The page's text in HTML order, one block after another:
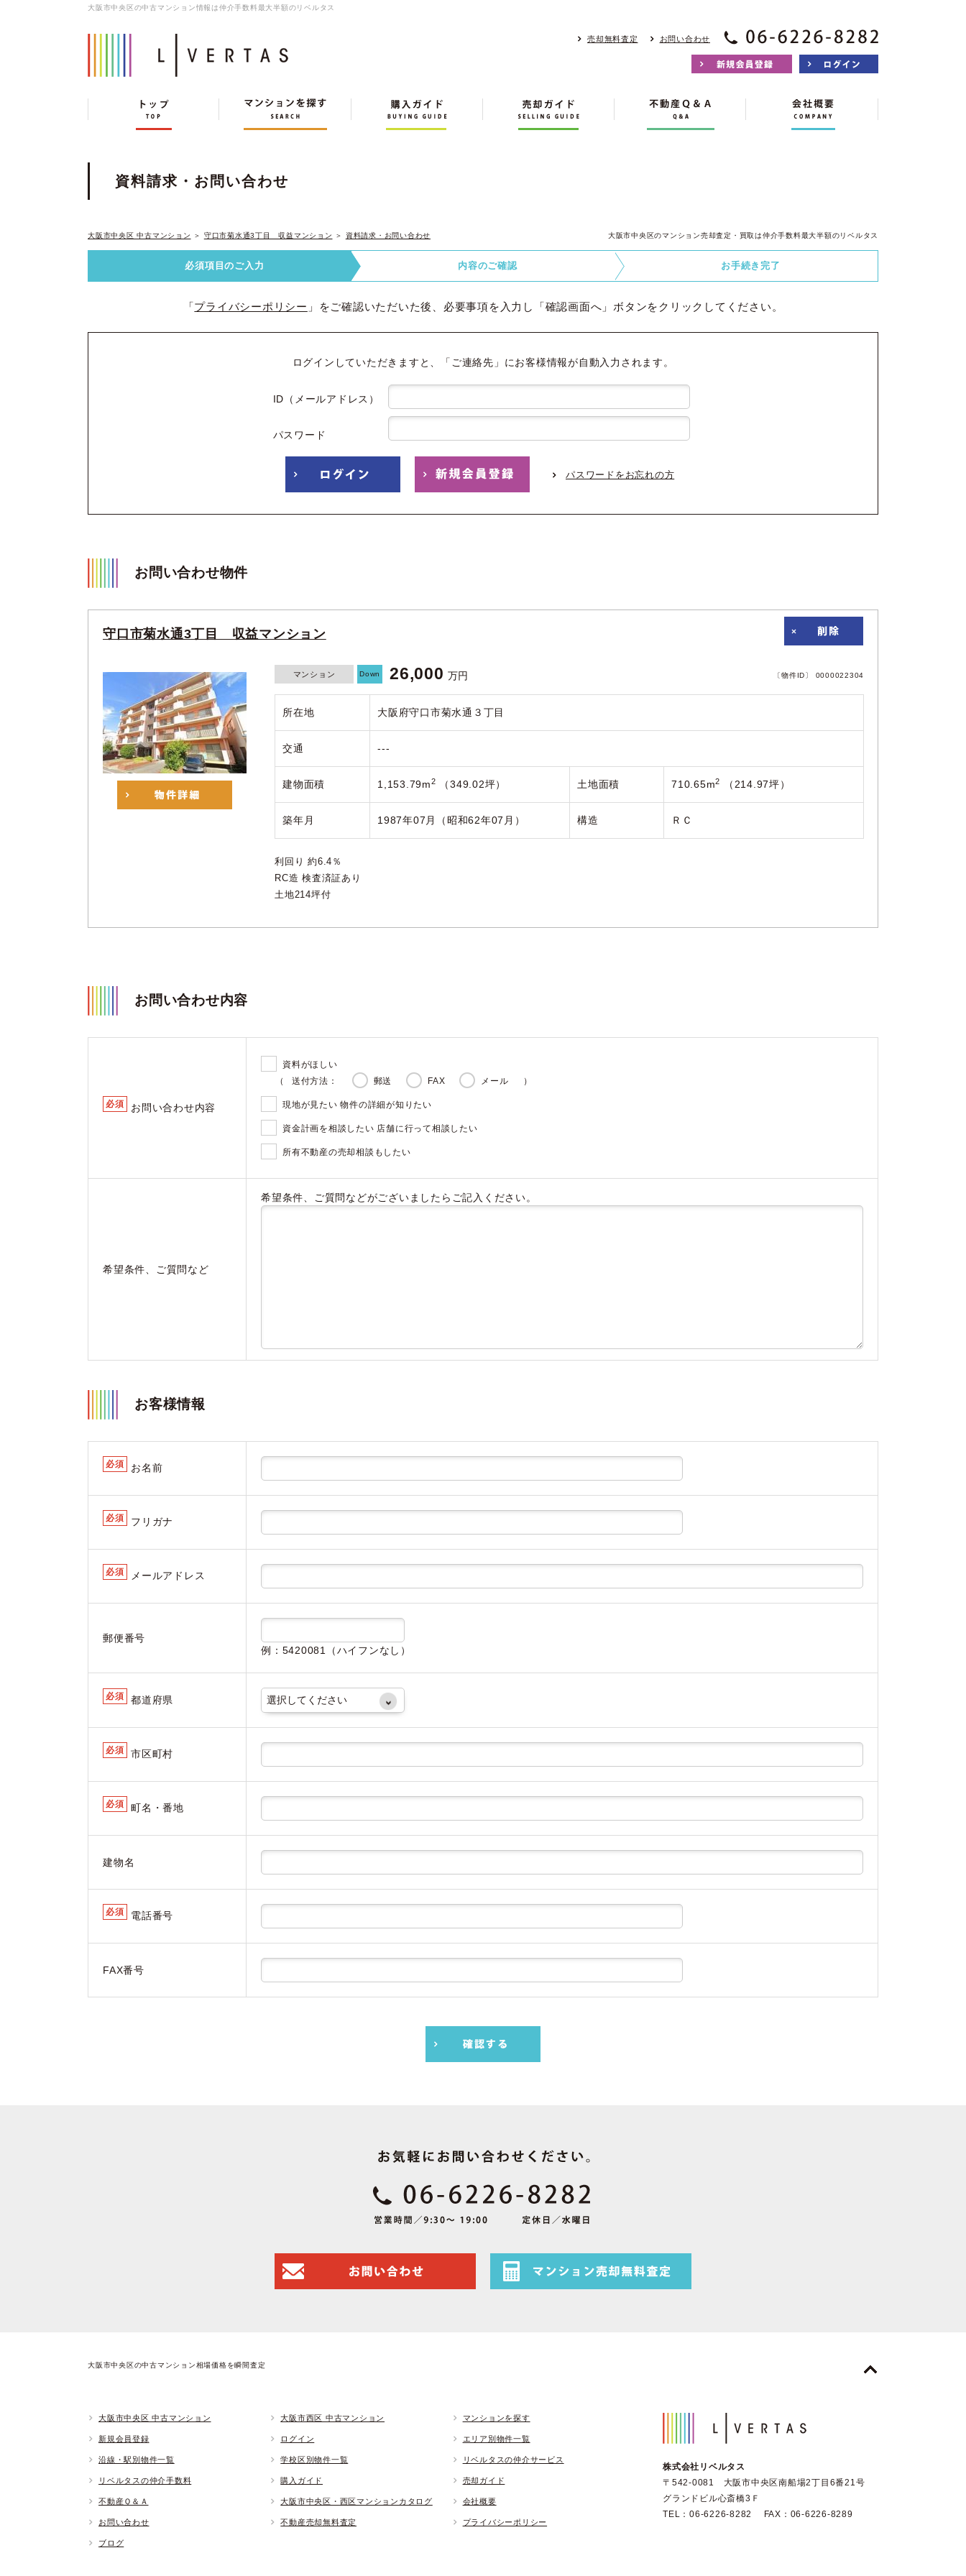
大阪市中央区の中古マンション情報は仲介手数料最大半額のリベルタス
売却無料査定 お問い合わせ
資料請求・お問い合わせ
大阪市中央区 中古マンション ＞ 守口市菊水通3丁目 収益マンション ＞ 資料請求・お問い合わせ 大阪市中央区のマンション売却査定・買取は仲介手数料最大半額のリベルタス
必須項目のご入力 内容のご確認 お手続き 完了
「プライバシーポリシー 」をご確認いただいた後、必要事項を入力し「確認画面へ」ボタンをクリックしてください。
ログインしていただきますと、「ご連絡先」にお客様情報が自動入力されます。
ID（メールアドレス）
パスワード
パスワードをお忘れの方
お問い合わせ物件
守口市菊水通3丁目 収益マンション
〔物件ID〕 0000022304
マンション Down 26,000 万円
所在地 大阪府守口市菊水通３丁目
交通 ---
建物面積 1,153.79m2 （349.02坪） 土地面積 710.65m2 （214.97坪）
築年月 1987年07月（昭和62年07月） 構造 ＲＣ
利回り 約6.4％
RC造 検査済証あり
土地214坪付
お問い合わせ内容
必須 お問い合わせ内容
資料がほしい
（
送付方法： 郵送 FAX メール ）
現地が見たい 物件の詳細が知りたい
資金計画を相談したい 店舗に行って相談したい
所有不動産の売却相談もしたい
希望条件、ご質問など
希望条件、ご質問などがございましたらご記入ください。
お客様情報
必須 お名前
必須 フリガナ
必須 メールアドレス
郵便番号
例：5420081（ハイフンなし）
必須 都道府県
必須 市区町村
必須 町名・番地
建物名
必須 電話番号
FAX番号
大阪市中央区の中古マンション相場価格を瞬間査定
大阪市中央区 中古マンション 大阪市西区 中古マンション マンションを探す
新規会員登録 ログイン エリア別物件一覧
沿線・駅別物件一覧 学校区別物件一覧 リベルタスの仲介サービス
リベルタスの仲介手数料 購入ガイド 売却ガイド
不動産Ｑ＆Ａ 大阪市中央区・西区マンションカタログ 会社概要
お問い合わせ 不動産売却無料査定 プライバシーポリシー
ブログ
株式会社リベルタス
〒542-0081 大阪市中央区南船場2丁目6番21号
グランドビル心斎橋3Ｆ
TEL：06-6226-8282 FAX：06-6226-8289